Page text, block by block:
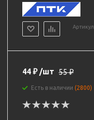
Артикул
44 ₽ /шт 55₽
Есть в наличии (2800)